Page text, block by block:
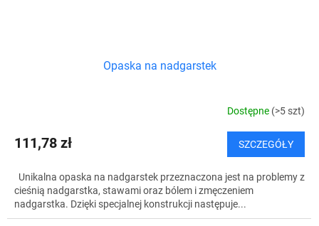
Opaska na nadgarstek
Dostępne (>5 szt)
111,78 zł SZCZEGÓŁY
Unikalna opaska na nadgarstek przeznaczona jest na problemy z
cieśnią nadgarstka, stawami oraz bólem i zmęczeniem
nadgarstka. Dzięki specjalnej konstrukcji następuje...